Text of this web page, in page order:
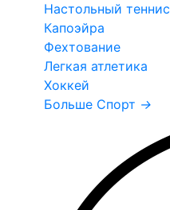
Настольный теннис
Капоэйра
Фехтование
Легкая атлетика
Хоккей
Больше Спорт →